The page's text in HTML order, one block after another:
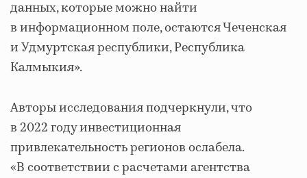
данных, которые можно найти
в информационном поле, остаются Чеченская
и Удмуртская республики, Республика
Калмыкия».
Авторы исследования подчеркнули, что
в 2022 году инвестиционная
привлекательность регионов ослабела.
«В соответствии с расчетами агентства